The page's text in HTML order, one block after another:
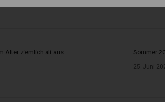
Alter ziemlich alt aus Sommer
25. Juni
§ 34 i GewO